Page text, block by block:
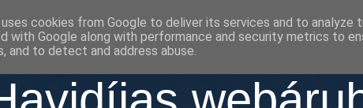
cookies from Google to deliver its services and to analyze
with Google along with performance and security metrics to
and to detect and address abuse.